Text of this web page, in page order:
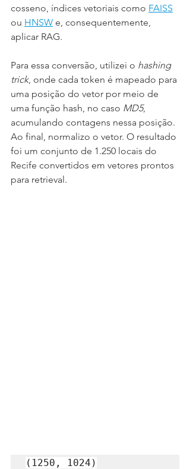
cosseno, índices vetoriais como FAISS
ou HNSW e, consequentemente,
aplicar RAG.
Para essa conversão, utilizei o hashing
trick, onde cada token é mapeado para
uma posição do vetor por meio de
uma função hash, no caso MD5,
acumulando contagens nessa posição.
Ao final, normalizo o vetor. O resultado
foi um conjunto de 1.250 locais do
Recife convertidos em vetores prontos
para retrieval.
(1250, 1024)